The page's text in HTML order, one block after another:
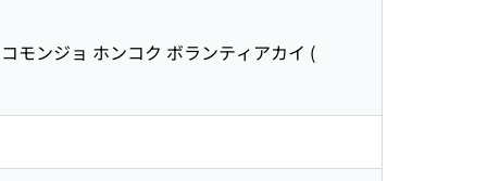
モンジョ ホンコク ボランティアカイ (